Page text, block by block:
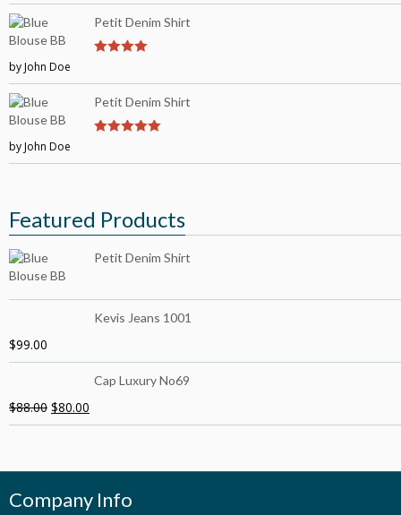
Petit Denim Shirt
by John Doe
Petit Denim Shirt
by John Doe
Featured Products
Petit Denim Shirt
Kevis Jeans 1001
$99.00
Cap Luxury No69
$88.00 $80.00
Company Info